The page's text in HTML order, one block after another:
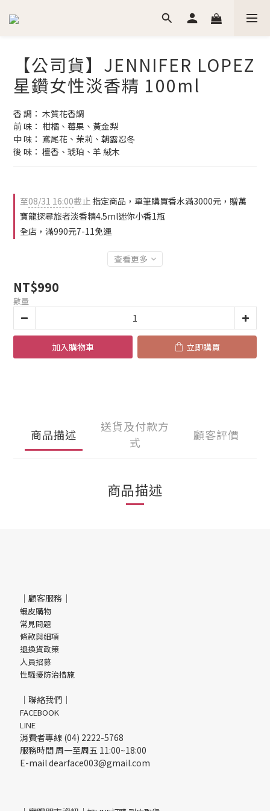
【公司貨】JENNIFER LOPEZ
星鑽女性淡香精 100ml
香 調： 木質花香調
前 味： 柑橘、莓果、黃金梨
中 味： 鳶尾花、茉莉、朝露忍冬
後 味： 檀香、琥珀、羊 絨木
至08/31 16:00截止 指定商品，單筆購買香水滿3000元，贈萬
寶龍探尋旅者淡香精4.5ml迷你小香1瓶
全店，滿990元7-11免運
查看更多
NT$990
數量
加入購物車 立即購買
商品描述
送貨及付款方
式
顧客評價
商品描述
｜顧客服務｜
蝦皮購物
常見問題
條款與細項
退換貨政策
人員招募
性騷擾防治措施
｜聯絡我們｜
FACEBOOK
LINE
消費者專線 (04) 2222-5768
服務時間 周一至周五 11:00~18:00
E-mail dearface003@gmail.com